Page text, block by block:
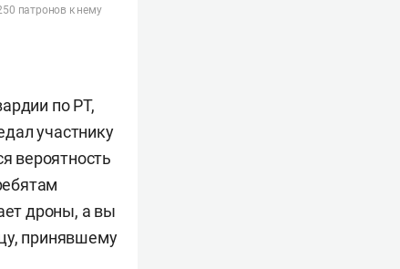
патронов к нему
по РТ,
участнику
вероятность
дроны, а вы
принявшему